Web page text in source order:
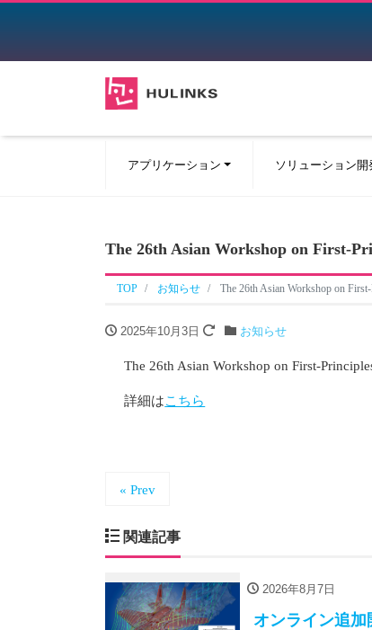
アプリケーション ソリューション開
The 26th Asian Workshop on First-
TOP お知らせ The 26th Asian Workshop on
2025年10月3日 お知らせ
The 26th Asian Workshop on First-
詳細はこちら
« Prev
関連記事
2026年8月7日
オンライン追